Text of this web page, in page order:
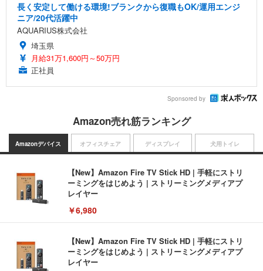
長く安定して働ける環境!ブランクから復職もOK/運用エンジ
ニア/20代活躍中
AQUARIUS株式会社
埼玉県
月給31万1,600円～50万円
正社員
Sponsored by
Amazon売れ筋ランキング
Amazonデバイス
【New】Amazon Fire TV Stick HD | 手軽にストリ
ーミングをはじめよう | ストリーミングメディアプ
レイヤー
￥6,980
【New】Amazon Fire TV Stick HD | 手軽にストリ
ーミングをはじめよう | ストリーミングメディアプ
レイヤー
オフィスチェア ディスプレイ 犬用トイレ